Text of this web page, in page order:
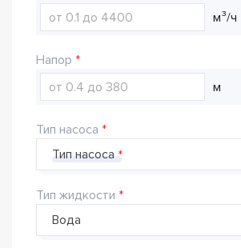
м³/ч
Напор
м
Тип насоса
Тип насоса
Тип жидкости